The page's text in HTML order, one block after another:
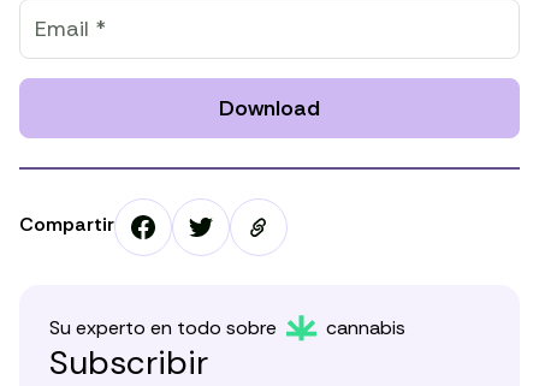
Download
Compartir
Su experto en todo sobre cannabis
Subscribir